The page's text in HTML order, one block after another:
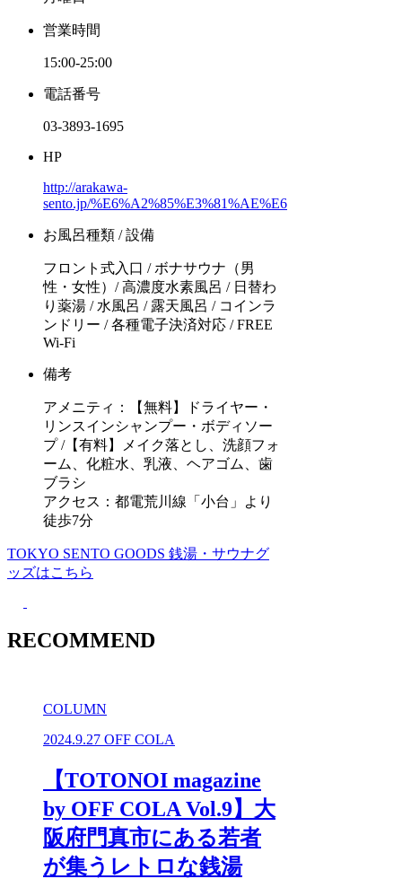
営業時間
15:00-25:00
電話番号
03-3893-1695
HP
http://arakawa-
sento.jp/%E6%A2%85%E3%81%AE%E6%B9%AF/
お風呂種類 / 設備
フロント式入口 / ボナサウナ（男
性・女性）/ 高濃度水素風呂 / 日替わ
り薬湯 / 水風呂 / 露天風呂 / コインラ
ンドリー / 各種電子決済対応 / FREE
Wi-Fi
備考
アメニティ：【無料】ドライヤー・
リンスインシャンプー・ボディソー
プ /【有料】メイク落とし、洗顔フォ
ーム、化粧水、乳液、ヘアゴム、歯
ブラシ
アクセス：都電荒川線「小台」より
徒歩7分
TOKYO SENTO GOODS 銭湯・サウナグ
ッズはこちら
RECOMMEND
COLUMN
2024.9.27 OFF COLA
【TOTONOI magazine
by OFF COLA Vol.9】大
阪府門真市にある若者
が集うレトロな銭湯